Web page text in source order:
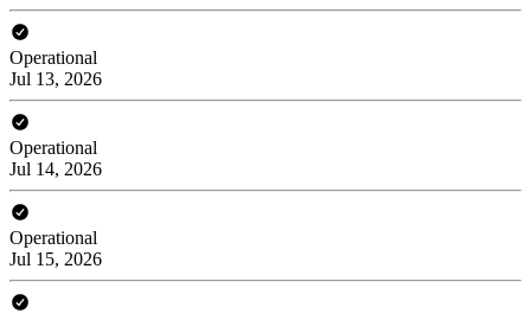
Operational
Jul 13, 2026
Operational
Jul 14, 2026
Operational
Jul 15, 2026